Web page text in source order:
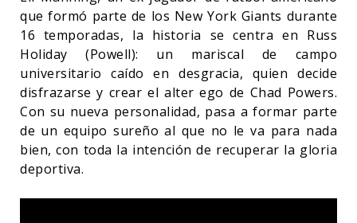
que formó parte de los New York Giants durante
16 temporadas, la historia se centra en Russ
Holiday (Powell): un mariscal de campo
universitario caído en desgracia, quien decide
disfrazarse y crear el alter ego de Chad Powers.
Con su nueva personalidad, pasa a formar parte
de un equipo sureño al que no le va para nada
bien, con toda la intención de recuperar la gloria
deportiva.